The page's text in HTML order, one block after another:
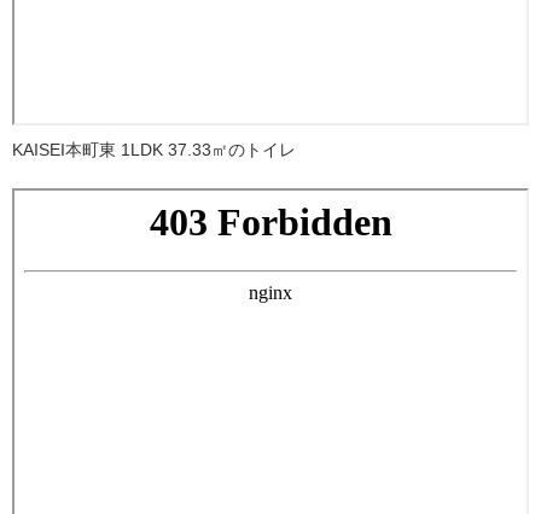
KAISEI本町東 1LDK 37.33㎡のトイレ